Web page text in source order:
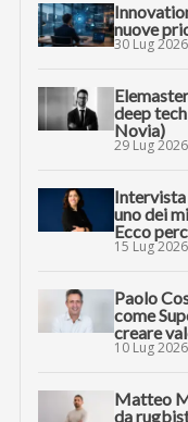
nuove
30 Lug 2026
deep
Novia)
29 Lug 2026
Intervista
uno dei
Ecco
15 Lug 2026
Paolo
come
creare
10 Lug 2026
Matteo
da